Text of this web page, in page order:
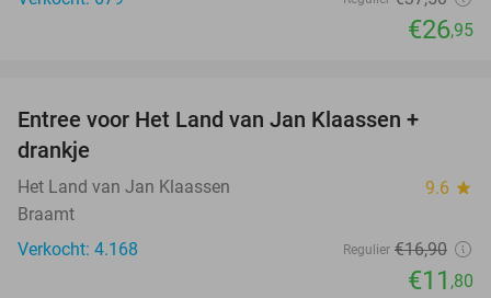
€26,95
Entree voor Het Land van Jan Klaassen +
drankje
Het Land van Jan Klaassen 9.6 star
Braamt
Verkocht: 4.168
Regulier €16,90
€11 ,80